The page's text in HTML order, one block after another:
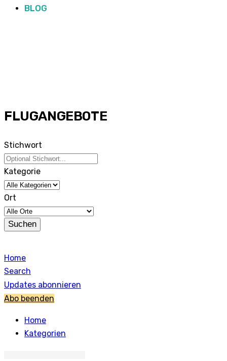
BLOG
FLUGANGEBOTE
Stichwort
Kategorie
Ort
Suchen
Home
Search
Updates abonnieren
Abo beenden
Home
Kategorien